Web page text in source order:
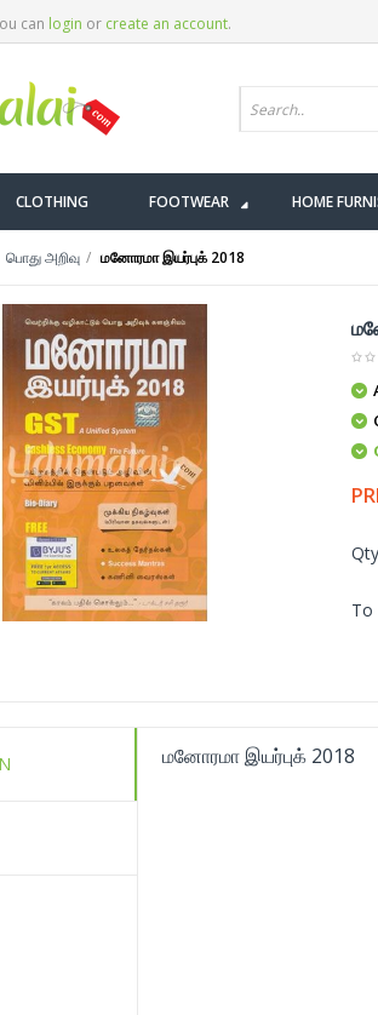
can login or create an account.
CLOTHING FOOTWEAR HOME
பொது அறிவு மனோரமா இயர்புக் 2018
To
மனோரமா இயர்புக் 2018